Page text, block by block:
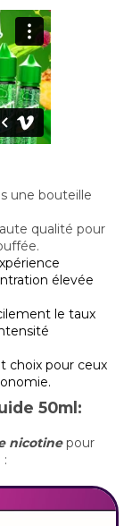
une bouteille
qualité pour
élevée
le taux
choix pour ceux
50ml:
nicotinepour